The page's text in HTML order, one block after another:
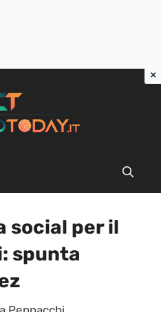
social per il
spunta